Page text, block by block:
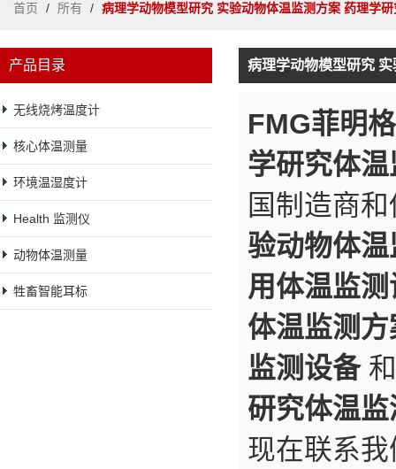
首页 / 所有 / 病理学动物模型研究 实验动物体温监测方案 药理学
产品目录
无线烧烤温度计
核心体温测量
环境温湿度计
Health 监测仪
动物体温测量
牲畜智能耳标
病理学动物模型研究
FMG菲明格
学研究体
国制造商
验动物体
用体温监
体温监测
监测设备
研究体温
现在联系